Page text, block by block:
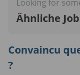
problème
Looking for
Ähnliche
Convaincu
?